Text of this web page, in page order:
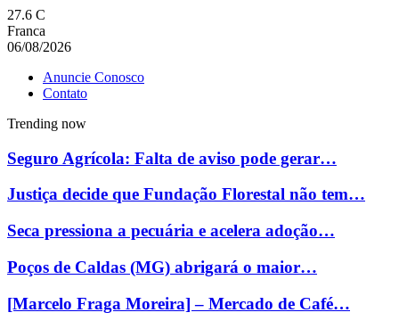
27.6 C
Franca
06/08/2026
Anuncie Conosco
Contato
Trending now
Seguro Agrícola: Falta de aviso pode gerar…
Justiça decide que Fundação Florestal não tem…
Seca pressiona a pecuária e acelera adoção…
Poços de Caldas (MG) abrigará o maior…
[Marcelo Fraga Moreira] – Mercado de Café…